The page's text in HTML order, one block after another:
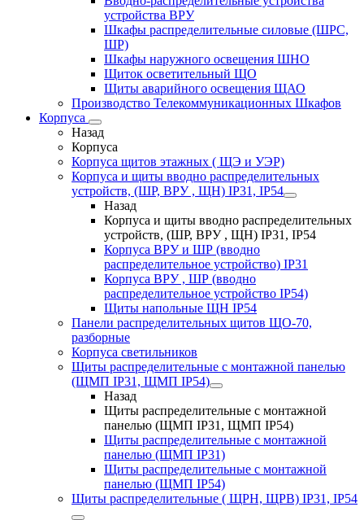
устройства ВРУ
Шкафы распределительные силовые (ШРС,
ШР)
Шкафы наружного освещения ШНО
Щиток осветительный ЩО
Щиты аварийного освещения ЩАО
Производство Телекоммуникационных Шкафов
Корпуса
Назад
Корпуса
Корпуса щитов этажных ( ЩЭ и УЭР)
Корпуса и щиты вводно распределительных
устройств, (ШР, ВРУ , ЩН) IP31, IP54
Назад
Корпуса и щиты вводно распределительных
устройств, (ШР, ВРУ , ЩН) IP31, IP54
Корпуса ВРУ и ШР (вводно
распределительное устройство) IP31
Корпуса ВРУ , ШР (вводно
распределительное устройство IP54)
Щиты напольные ЩН IP54
Панели распределительных щитов ЩО-70,
разборные
Корпуса светильников
Щиты распределительные с монтажной панелью
(ЩМП IP31, ЩМП IP54)
Назад
Щиты распределительные с монтажной
панелью (ЩМП IP31, ЩМП IP54)
Щиты распределительные с монтажной
панелью (ЩМП IP31)
Щиты распределительные с монтажной
панелью (ЩМП IP54)
Щиты распределительные ( ЩРН, ЩРВ) IP31, IP54